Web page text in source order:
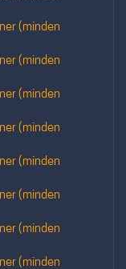
(minden
(minden
(minden
(minden
(minden
(minden
(minden
(minden